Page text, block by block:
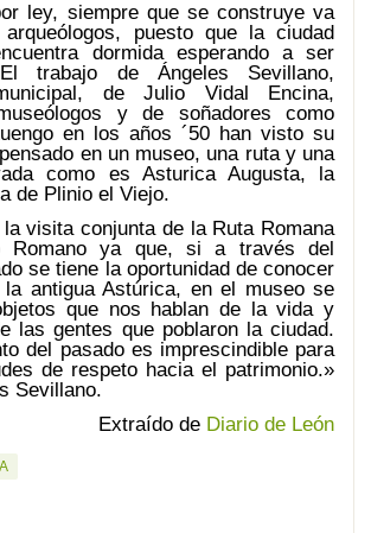
ley, siempre que se construye va
puesto que la ciudad
dormida esperando a ser
trabajo de Ángeles Sevillano,
de Julio Vidal Encina,
y de soñadores como
en los años ´50 han visto su
en un museo, una ruta y una
como es Asturica Augusta, la
de Plinio el Viejo.
visita conjunta de la Ruta Romana
Romano ya que, si a través del
se tiene la oportunidad de conocer
antigua Astúrica, en el museo se
que nos hablan de la vida y
las gentes que poblaron la ciudad.
del pasado es imprescindible para
de respeto hacia el patrimonio.»
Sevillano.
Extraído de Diario de León